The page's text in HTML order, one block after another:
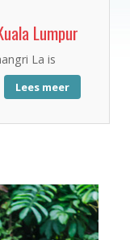
Lumpur
La is
Lees meer